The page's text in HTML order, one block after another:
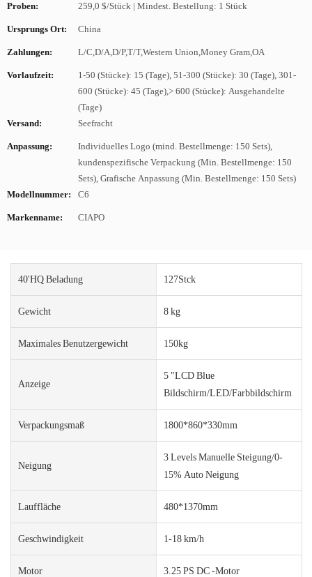
Proben: 259,0 $/Stück | Mindest. Bestellung: 1 Stück
Ursprungs Ort: China
Zahlungen: L/C,D/A,D/P,T/T,Western Union,Money Gram,OA
Vorlaufzeit:
1-50 (Stücke): 15 (Tage), 51-300 (Stücke): 30 (Tage), 301-
600 (Stücke): 45 (Tage),> 600 (Stücke): Ausgehandelte
(Tage)
Versand:
Seefracht
Anpassung:
Individuelles Logo (mind. Bestellmenge: 150 Sets),
kundenspezifische Verpackung (Min. Bestellmenge: 150
Sets), Grafische Anpassung (Min. Bestellmenge: 150 Sets)
Modellnummer:
C6
Markenname: CIAPO
40'HQ Beladung 127Stck
Gewicht 8 kg
Maximales Benutzergewicht 150kg
Anzeige
5 "LCD Blue
Bildschirm/LED/Farbbildschirm
Verpackungsmaß 1800*860*330mm
Neigung
3 Levels Manuelle Steigung/0-
15% Auto Neigung
Lauffläche 480*1370mm
Geschwindigkeit 1-18 km/h
Motor 3.25 PS DC -Motor